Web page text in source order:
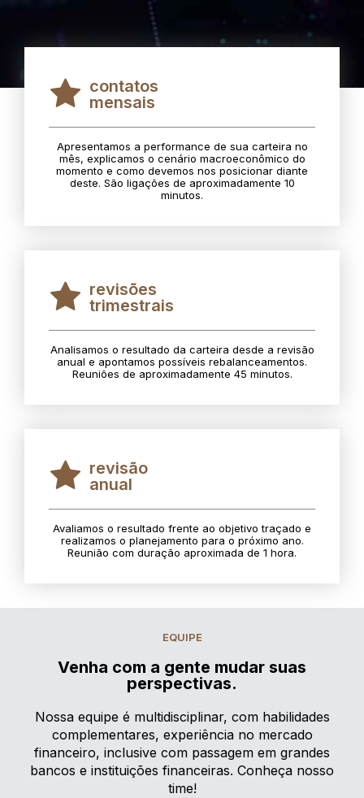
contatos
mensais
Apresentamos a performance de sua carteira no
mês, explicamos o cenário macroeconômico do
momento e como devemos nos posicionar diante
deste. São ligações de aproximadamente 10
minutos.
revisões
trimestrais
Analisamos o resultado da carteira desde a revisão
anual e apontamos possíveis rebalanceamentos.
Reuniões de aproximadamente 45 minutos.
revisão
anual
Avaliamos o resultado frente ao objetivo traçado e
realizamos o planejamento para o próximo ano.
Reunião com duração aproximada de 1 hora.
EQUIPE
Venha com a gente mudar suas
perspectivas.
Nossa equipe é multidisciplinar, com habilidades
complementares, experiência no mercado
financeiro, inclusive com passagem em grandes
bancos e instituições financeiras. Conheça nosso
time!